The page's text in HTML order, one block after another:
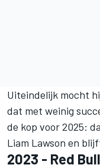
Uiteindelijk mocht
dat met weinig
de kop voor 2025:
Liam Lawson en
2023 - Red